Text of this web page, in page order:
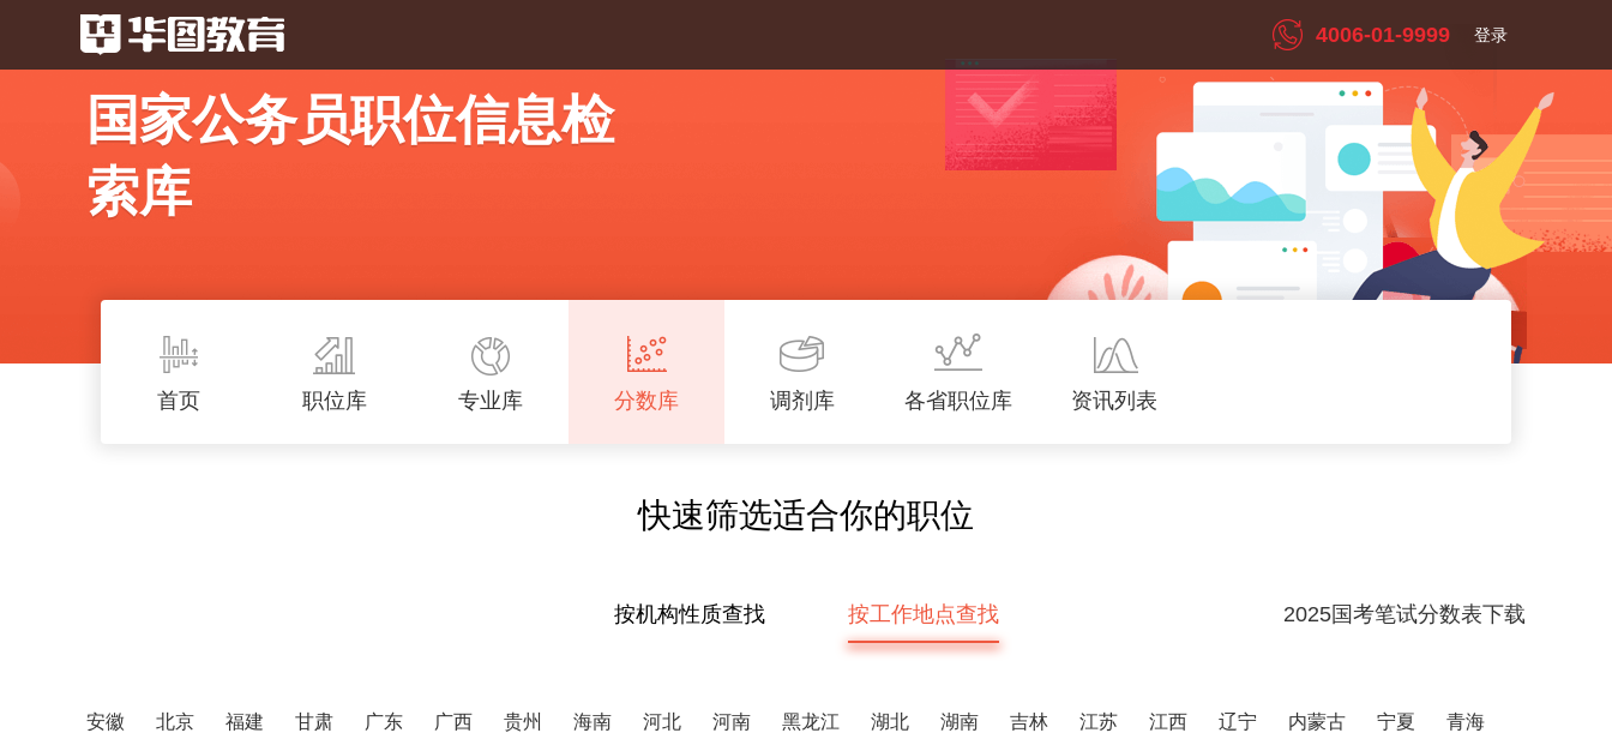
国家公务员职位信息检
索库
首页 职位库 专业库 分数库 调剂库 各省职位库 资讯列表
登录
4006-01-9999
快速筛选适合你的职位
按机构性质查找 按工作地点查找 2025国考笔试分数表下载
安徽 北京 福建 甘肃 广东 广西 贵州 海南 河北 河南 黑龙江 湖北 湖南 吉林 江苏 江西 辽宁 内蒙古 宁夏 青海